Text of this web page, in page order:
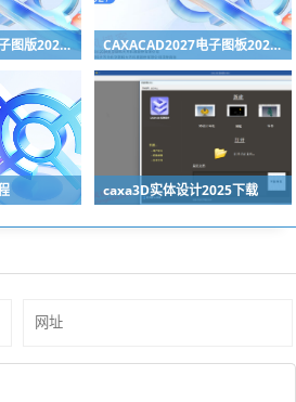
CAXACAD2027电子图版2027下载 CAXACAD2027电子图板2027安装教程（附下载地址）
caxa3D实体设计2025下载